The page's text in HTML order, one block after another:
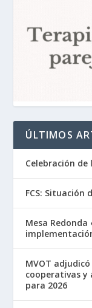
ÚLTIMOS
Celebración
FCS: Situación
Mesa Redonda
MVOT
cooperativas y
para 2026